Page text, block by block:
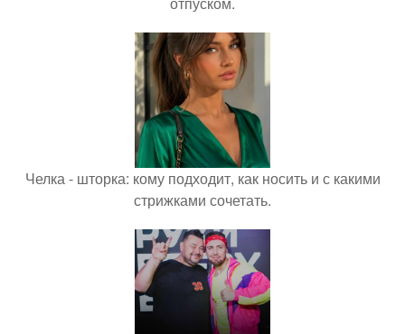
Челка - шторка: кому подходит, как носить и с какими
стрижками сочетать.